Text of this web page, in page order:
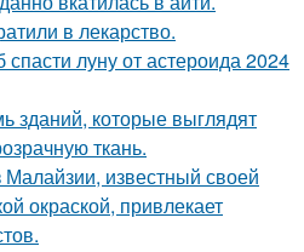
в лекарство.
луну от астероида 2024
зданий, которые выглядят
ткань.
Малайзии, известный своей
окраской, привлекает